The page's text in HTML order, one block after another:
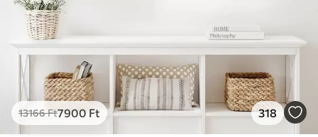
13166Ft7900 Ft 318